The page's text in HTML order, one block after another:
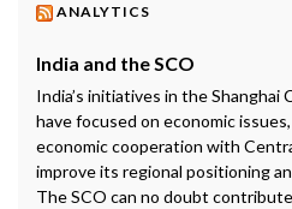
ANALYTICS
India and the SCO
India’s initiatives in the
have focused on economic
economic cooperation with
improve its regional positioning
The SCO can no doubt